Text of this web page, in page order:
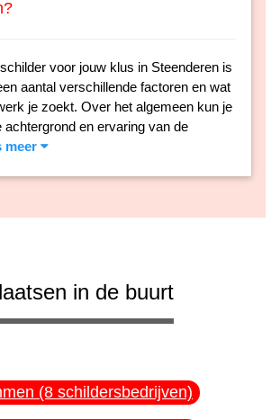
voor jouw klus in Steenderen is
aantal verschillende factoren en wat
je zoekt. Over het algemeen kun je
achtergrond en ervaring van de
meer
in de buurt
(8 schildersbedrijven)